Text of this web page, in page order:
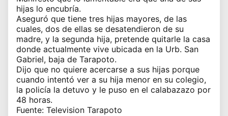
hijas lo encubría.
Aseguró que tiene tres hijas mayores, de las
cuales, dos de ellas se desatendieron de su
madre, y la segunda hija, pretende quitarle la casa
donde actualmente vive ubicada en la Urb. San
Gabriel, baja de Tarapoto.
Dijo que no quiere acercarse a sus hijas porque
cuando intentó ver a su hija menor en su colegio,
la policía la detuvo y le puso en el calabazazo por
48 horas.
Fuente: Television Tarapoto